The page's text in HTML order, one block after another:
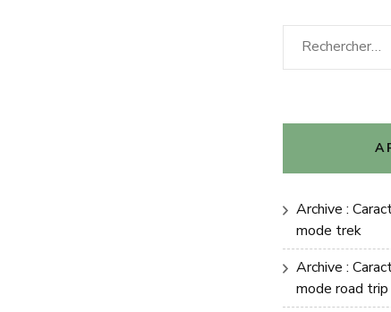
Rechercher :
Archive :
mode trek
Archive :
mode road trip